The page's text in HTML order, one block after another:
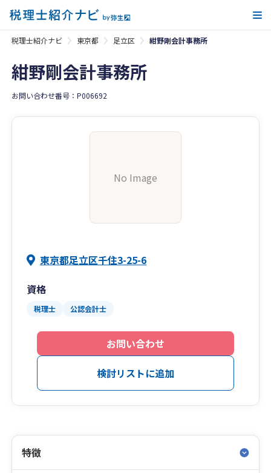
税理士紹介ナビ 東京都 足立区 紺野剛会計事務所
紺野剛会計事務所
お問い合わせ番号：P006692
No Image
東京都足立区千住3-25-6
資格
税理士 公認会計士
お問い合わせ
検討リストに追加
特徴